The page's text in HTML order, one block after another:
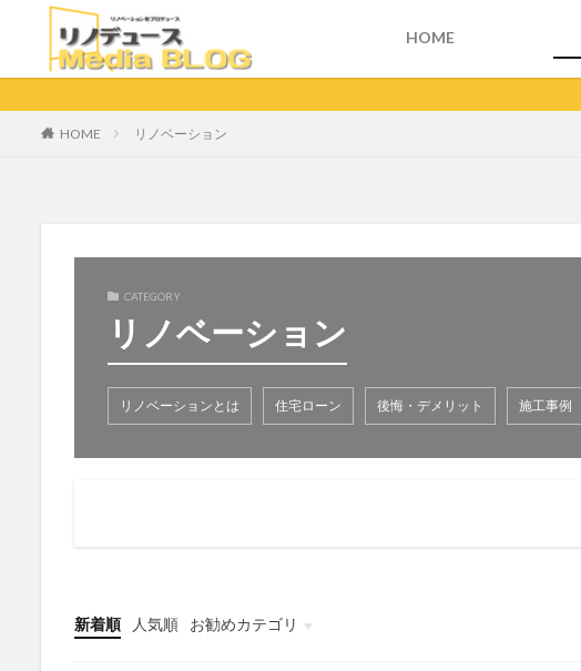
HOME
HOME リノベーション
CATEGORY
リノベーション
リノベーションとは 住宅ローン 後悔・デメリット 施工事例
新着順 人気順
お勧めカテゴリ
未分類